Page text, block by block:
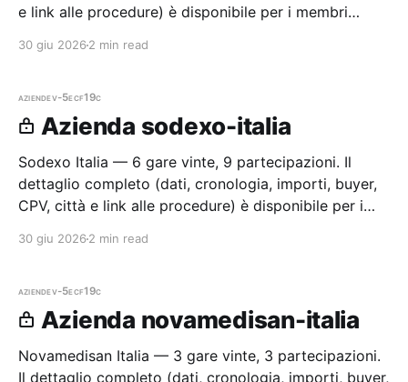
e link alle procedure) è disponibile per i membri
30 giu 2026 2 min read
aziendev-5ecf19c
Azienda sodexo-italia
Sodexo Italia — 6 gare vinte, 9 partecipazioni. Il
dettaglio completo (dati, cronologia, importi, buyer,
CPV, città e link alle procedure) è disponibile per i
30 giu 2026 2 min read
aziendev-5ecf19c
Azienda novamedisan-italia
Novamedisan Italia — 3 gare vinte, 3 partecipazioni.
Il dettaglio completo (dati, cronologia, importi, buyer,